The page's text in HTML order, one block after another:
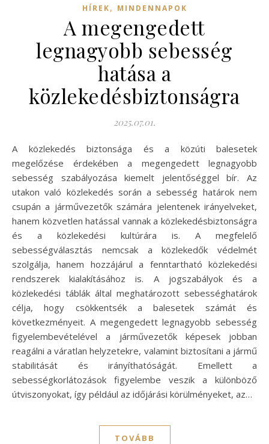
HÍREK, MINDENNAPOK
A megengedett
legnagyobb sebesség
hatása a
közlekedésbiztonságra
2025.07.01.
A közlekedés biztonsága és a közúti balesetek
megelőzése érdekében a megengedett legnagyobb
sebesség szabályozása kiemelt jelentőséggel bír. Az
utakon való közlekedés során a sebesség határok nem
csupán a járművezetők számára jelentenek irányelveket,
hanem közvetlen hatással vannak a közlekedésbiztonságra
és a közlekedési kultúrára is. A megfelelő
sebességválasztás nemcsak a közlekedők védelmét
szolgálja, hanem hozzájárul a fenntartható közlekedési
rendszerek kialakításához is. A jogszabályok és a
közlekedési táblák által meghatározott sebességhatárok
célja, hogy csökkentsék a balesetek számát és
következményeit. A megengedett legnagyobb sebesség
figyelembevételével a járművezetők képesek jobban
reagálni a váratlan helyzetekre, valamint biztosítani a jármű
stabilitását és irányíthatóságát. Emellett a
sebességkorlátozások figyelembe veszik a különböző
útviszonyokat, így például az időjárási körülményeket, az…
TOVÁBB